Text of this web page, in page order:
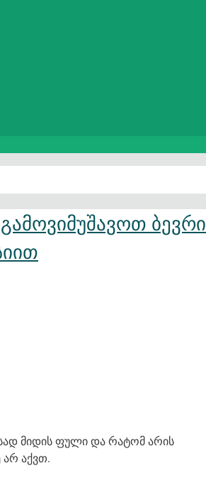
ბევრი
მიდის ფული და რატომ არის
არ აქვთ.